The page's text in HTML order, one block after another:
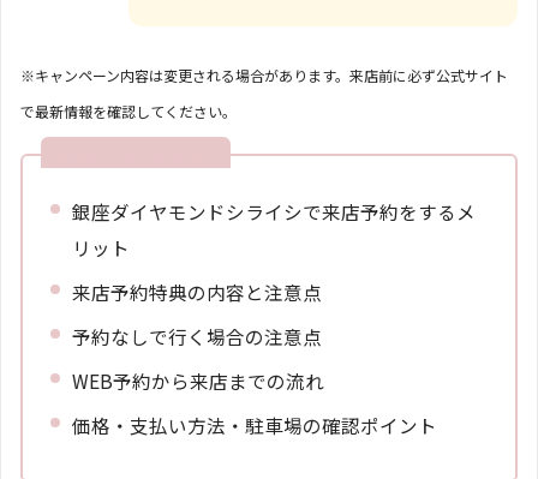
※キャンペーン内容は変更される場合があります。来店前に必ず公式サイト
で最新情報を確認してください。
銀座ダイヤモンドシライシで来店予約をするメ
リット
来店予約特典の内容と注意点
予約なしで行く場合の注意点
WEB予約から来店までの流れ
価格・支払い方法・駐車場の確認ポイント